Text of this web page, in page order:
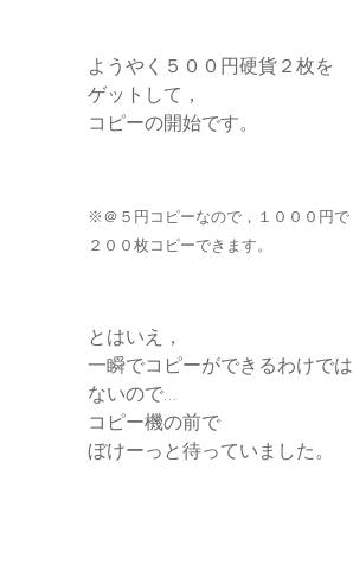
ようやく５００円硬貨２枚を
ゲットして，
コピーの開始です。
※＠５円コピーなので，１０００円で
２００枚コピーできます。
とはいえ，
一瞬でコピーができるわけでは
ないので…
コピー機の前で
ぼけーっと待っていました。